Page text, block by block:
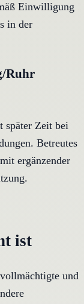
Einwilligung
in der
Ruhr
Zeit bei
Betreutes
ergänzender
ist
und